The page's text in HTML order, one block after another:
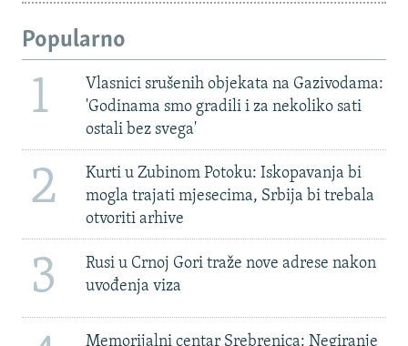
Popularno
1
Vlasnici srušenih objekata na Gazivodama:
'Godinama smo gradili i za nekoliko sati
ostali bez svega'
2
Kurti u Zubinom Potoku: Iskopavanja bi
mogla trajati mjesecima, Srbija bi trebala
otvoriti arhive
3
Rusi u Crnoj Gori traže nove adrese nakon
uvođenja viza
Memorijalni centar Srebrenica: Negiranje